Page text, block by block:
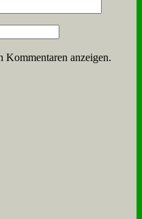
Kommentaren anzeigen.